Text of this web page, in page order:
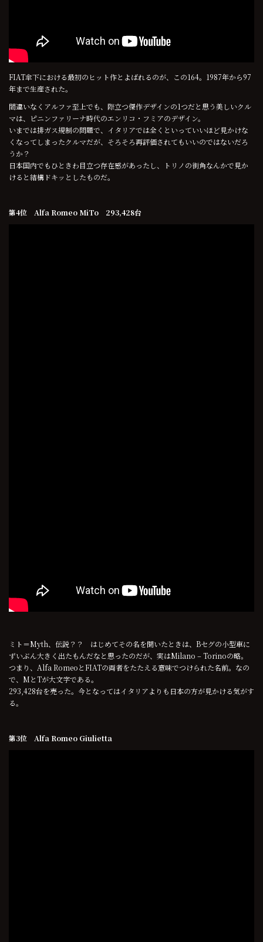
FIAT傘下における最初のヒット作とよばれるのが、この164。1987年から97
年まで生産された。
間違いなくアルファ至上でも、際立つ傑作デザインの1つだと思う美しいクル
マは、ピニンファリーナ時代のエンリコ・フミアのデザイン。
いまでは排ガス規制の問題で、イタリアでは全くといっていいほど見かけな
くなってしまったクルマだが、そろそろ再評価されてもいいのではないだろ
うか？
日本国内でもひときわ目立つ存在感があったし、トリノの街角なんかで見か
けると結構ドキッとしたものだ。
第4位 Alfa Romeo MiTo 293,428台
ミト＝Myth、伝説？？ はじめてその名を聞いたときは、Bセグの小型車に
ずいぶん大きく出たもんだなと思ったのだが、実はMilano – Torinoの略。
つまり、Alfa RomeoとFIATの両者をたたえる意味でつけられた名前。なの
で、MとTが大文字である。
293,428台を売った。今となってはイタリアよりも日本の方が見かける気がす
る。
第3位 Alfa Romeo Giulietta